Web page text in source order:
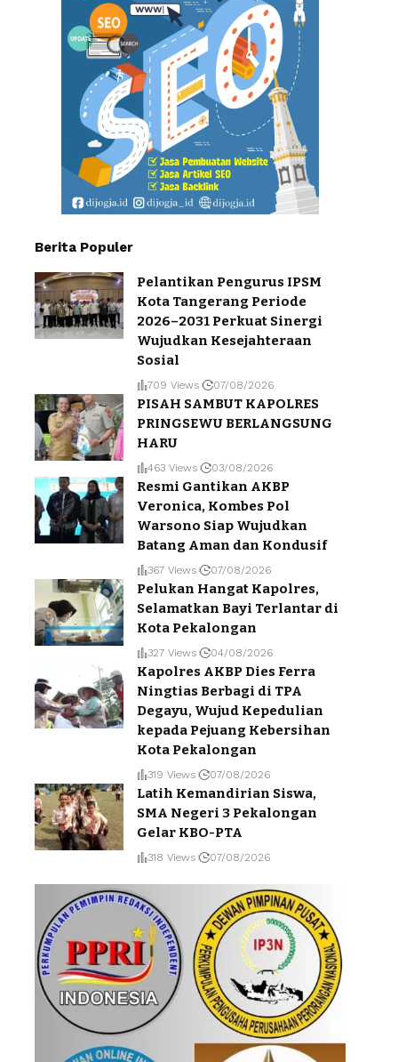
Berita Populer
Pelantikan Pengurus IPSM
Kota Tangerang Periode
2026–2031 Perkuat Sinergi
Wujudkan Kesejahteraan
Sosial
709 Views 07/08/2026
PISAH SAMBUT KAPOLRES
PRINGSEWU BERLANGSUNG
HARU
463 Views 03/08/2026
Resmi Gantikan AKBP
Veronica, Kombes Pol
Warsono Siap Wujudkan
Batang Aman dan Kondusif
367 Views 07/08/2026
Pelukan Hangat Kapolres,
Selamatkan Bayi Terlantar di
Kota Pekalongan
327 Views 04/08/2026
Kapolres AKBP Dies Ferra
Ningtias Berbagi di TPA
Degayu, Wujud Kepedulian
kepada Pejuang Kebersihan
Kota Pekalongan
319 Views 07/08/2026
Latih Kemandirian Siswa,
SMA Negeri 3 Pekalongan
Gelar KBO-PTA
318 Views 07/08/2026